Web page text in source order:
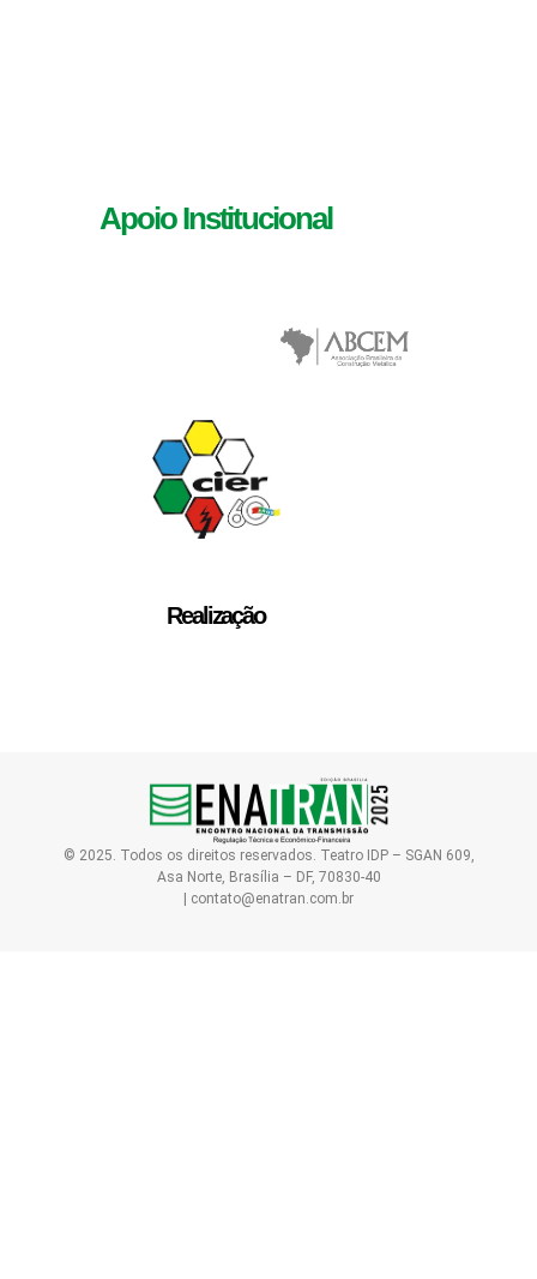
Apoio Institucional
Realização
© 2025. Todos os direitos reservados. Teatro IDP – SGAN 609,
Asa Norte, Brasília – DF, 70830-40
| contato@enatran.com.br